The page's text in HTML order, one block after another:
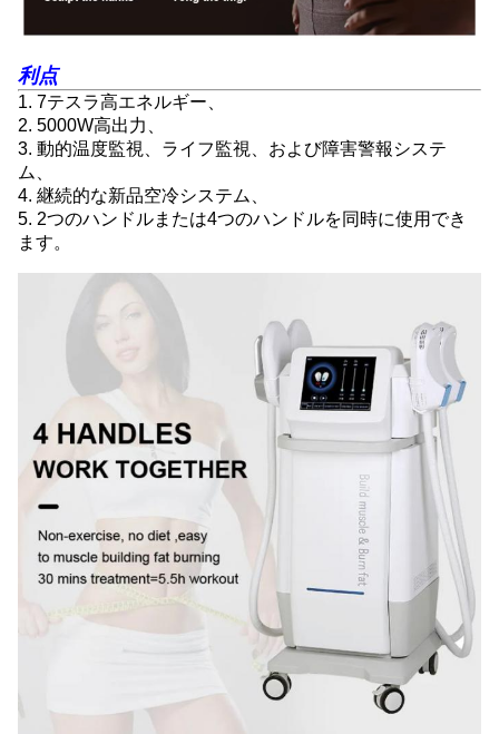
利点
1. 7テスラ高エネルギー、
2. 5000W高出力、
3. 動的温度監視、ライフ監視、および障害警報システ
ム、
4. 継続的な新品空冷システム、
5. 2つのハンドルまたは4つのハンドルを同時に使用でき
ます。